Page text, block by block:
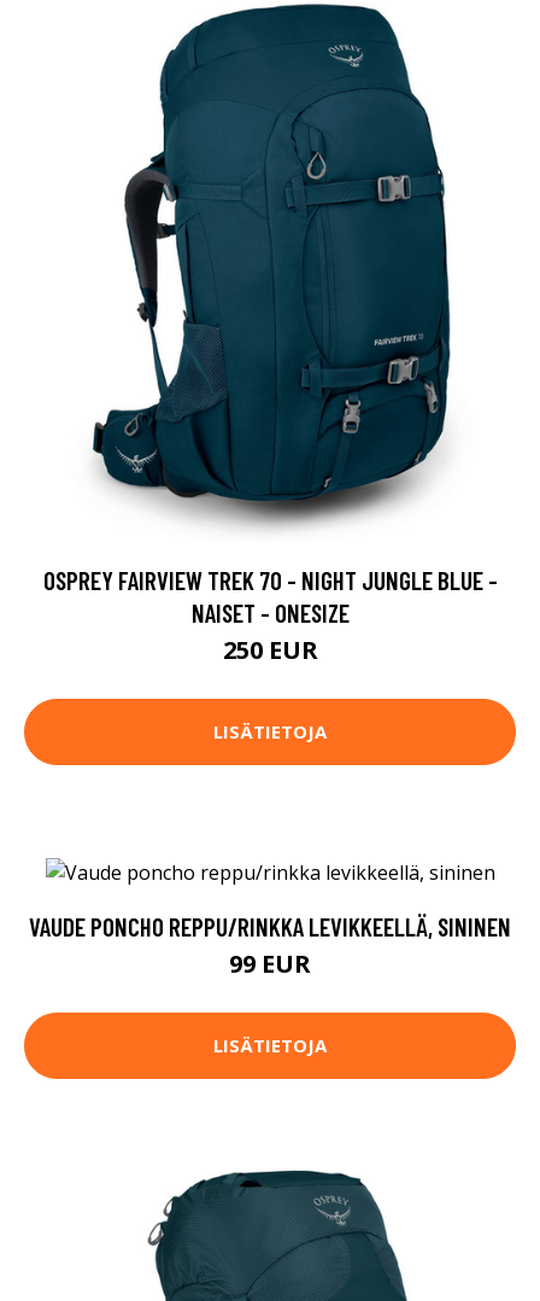
OSPREY FAIRVIEW TREK 70 - NIGHT JUNGLE BLUE -
NAISET - ONESIZE
250 EUR
LISÄTIETOJA
VAUDE PONCHO REPPU/RINKKA LEVIKKEELLÄ, SININEN
99 EUR
LISÄTIETOJA